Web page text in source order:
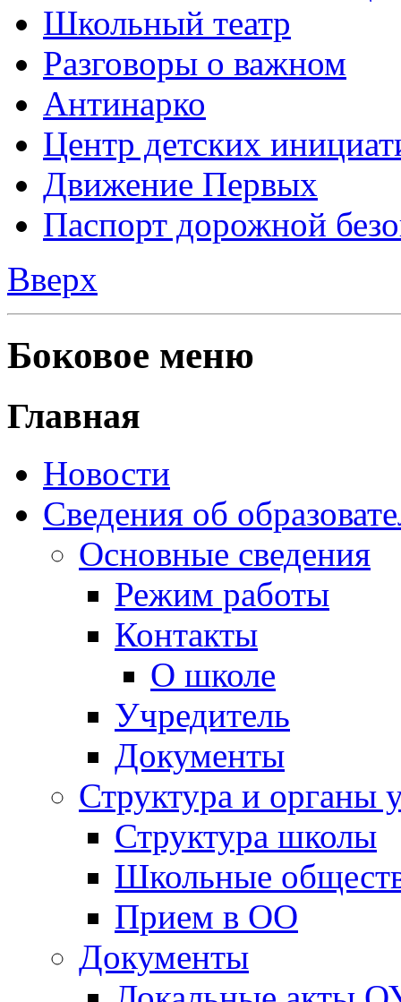
Школьный театр
Разговоры о важном
Антинарко
Центр детских
Движение Первых
Паспорт дорожной
Вверх
Боковое меню
Главная
Новости
Сведения об
Основные сведения
Режим работы
Контакты
О школе
Учредитель
Документы
Структура и органы
Структура школы
Школьные
Прием в ОО
Документы